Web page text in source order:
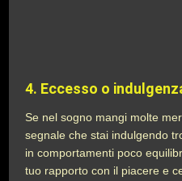
4. Eccesso o
Se nel sogno mangi molte
segnale che stai indulgendo
in comportamenti poco
tuo rapporto con il piacere e